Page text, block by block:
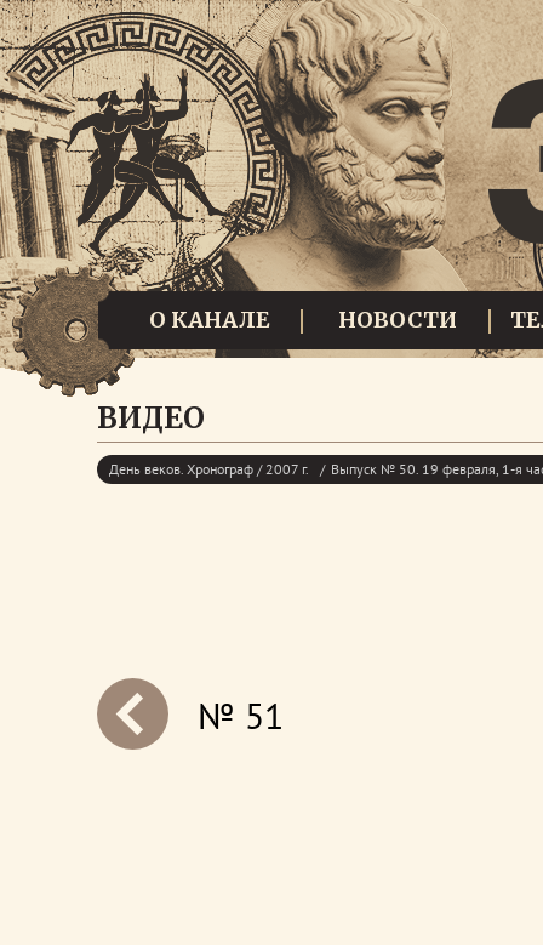
О КАНАЛЕ НОВОСТИ
ВИДЕО
День веков. Хронограф / 2007 г. Выпуск № 50. 19 февраля, 1-я
№ 51